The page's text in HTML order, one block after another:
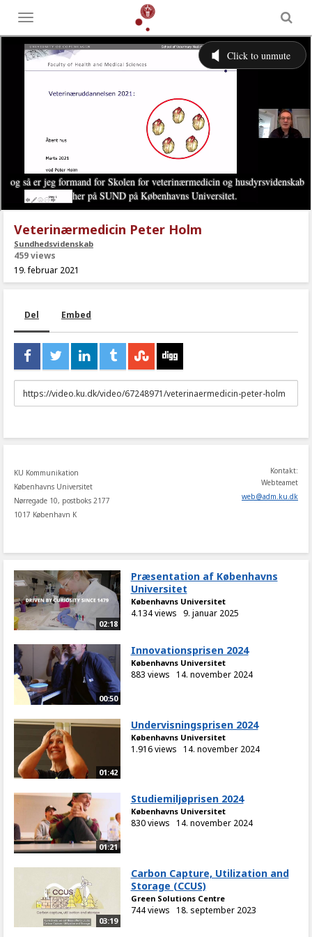
Toggle
menu
Veterinærmedicin Peter Holm
Sundhedsvidenskab
459 views
19. februar 2021
Del Embed
URL
to
KU Kommunikation
Københavns Universitet
Nørregade 10, postboks 2177
1017 København K
Kontakt:
Webteamet
web@adm.ku.dk
02:18
Præsentation af Københavns
Universitet
Københavns Universitet
4.134 views 9. januar 2025
00:50
Innovationsprisen 2024
Københavns Universitet
883 views 14. november 2024
01:42
Undervisningsprisen 2024
Københavns Universitet
1.916 views 14. november 2024
01:21
Studiemiljøprisen 2024
Københavns Universitet
830 views 14. november 2024
03:19
Carbon Capture, Utilization and
Storage (CCUS)
Green Solutions Centre
744 views 18. september 2023